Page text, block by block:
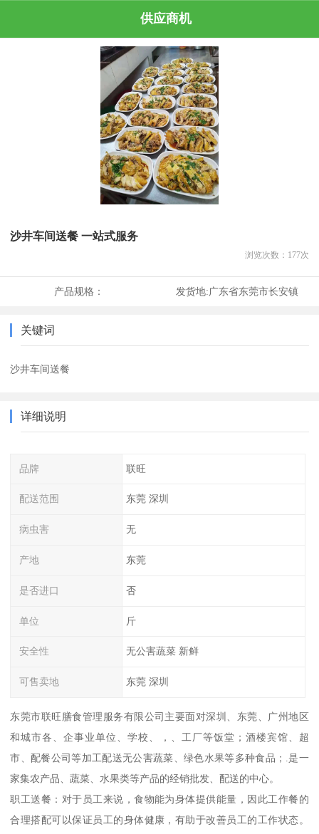
供应商机
沙井车间送餐 一站式服务
浏览次数： 177次
产品规格： 发货地:广东省东莞市长安镇
关键词
沙井车间送餐
详细说明
品牌 联旺
配送范围 东莞 深圳
病虫害 无
产地 东莞
是否进口 否
单位 斤
安全性 无公害蔬菜 新鲜
可售卖地 东莞 深圳
东莞市联旺膳食管理服务有限公司主要面对深圳、东莞、广州地区
和城市各、企事业单位、学校、，、工厂等饭堂；酒楼宾馆、超
市、配餐公司等加工配送无公害蔬菜、绿色水果等多种食品；.是一
家集农产品、蔬菜、水果类等产品的经销批发、配送的中心。
职工送餐：对于员工来说，食物能为身体提供能量，因此工作餐的
合理搭配可以保证员工的身体健康，有助于改善员工的工作状态。